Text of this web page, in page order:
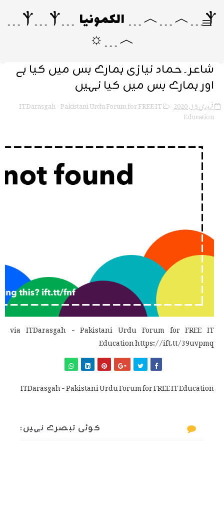
Ⲯ﹍︿﹍︿﹍ الکمونیا ﹍Ⲯ﹍Ⲯ﹍
︿﹍☼
شاعر۔حماد نیازی ہمارے بس میں کیا ہے
اور ہمارے بس میں کیا نہیں
فروری 15, 2020 ITDarasgah - Pakistani Urdu Forum for FREE IT
Education
via ITDarasgah - Pakistani Urdu Forum for FREE IT
Education https://ift.tt/39uvpmq
ITDarasgah - Pakistani Urdu Forum for FREE IT Education
کوئی تبصرے نہیں: